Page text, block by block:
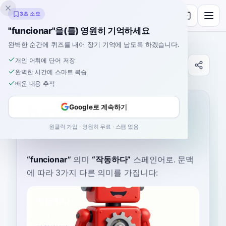
잉클링고
사전
홈›스페인어›사전
funcionar
foon-syoh-NAR funθjoˈnaɾ
“funcionar” 의미 “작동하다” 스페인어로. 문맥
에 따라 3가지 다른 의미를 가집니다:
동사
3초 소요
"funcionar"을(를) 영원히 기억하세요
완벽한 순간에 퀴즈를 내어 장기 기억에 남도록 하겠습니다.
개인 어휘에 단어 저장
완벽한 시간에 스마트 복습
배운 내용 추적
Google로 계속하기
원클릭 가입 · 영원히 무료 · 스팸 없음